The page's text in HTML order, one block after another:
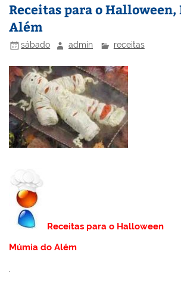
Receitas para o
Além
sábado admin receitas
Receitas para o Halloween
Múmia do Além